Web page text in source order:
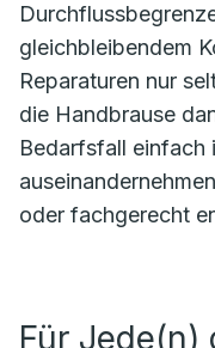
gleichbleibendem
Reparaturen nur
die Handbrause
Bedarfsfall einfach
oder fachgerecht
Für Jede(n)